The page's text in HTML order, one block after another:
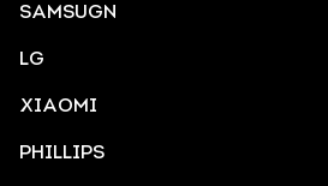
SAMSUGN
LG
XIAOMI
PHILLIPS